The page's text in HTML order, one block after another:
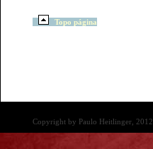
Topo página
Copyright by Paulo Heitlinger, 2012